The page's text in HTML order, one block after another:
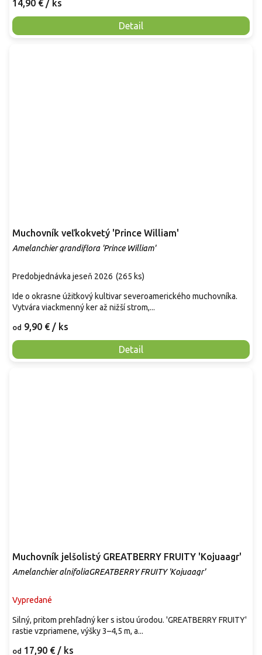
14,90 € / ks
Detail
Muchovník veľkokvetý 'Prince William'
Amelanchier grandiflora 'Prince William'
Predobjednávka jeseň 2026 (265 ks)
od 9,90 € / ks
Detail
Ide o okrasne úžitkový kultivar severoamerického muchovníka.
Vytvára viackmenný ker až nižší strom,...
Muchovník jelšolistý GREATBERRY FRUITY 'Kojuaagr'
Amelanchier alnifoliaGREATBERRY FRUITY 'Kojuaagr'
Vypredané
od 17,90 € / ks
Silný, pritom prehľadný ker s istou úrodou. 'GREATBERRY FRUITY'
rastie vzpriamene, výšky 3–4,5 m, a...